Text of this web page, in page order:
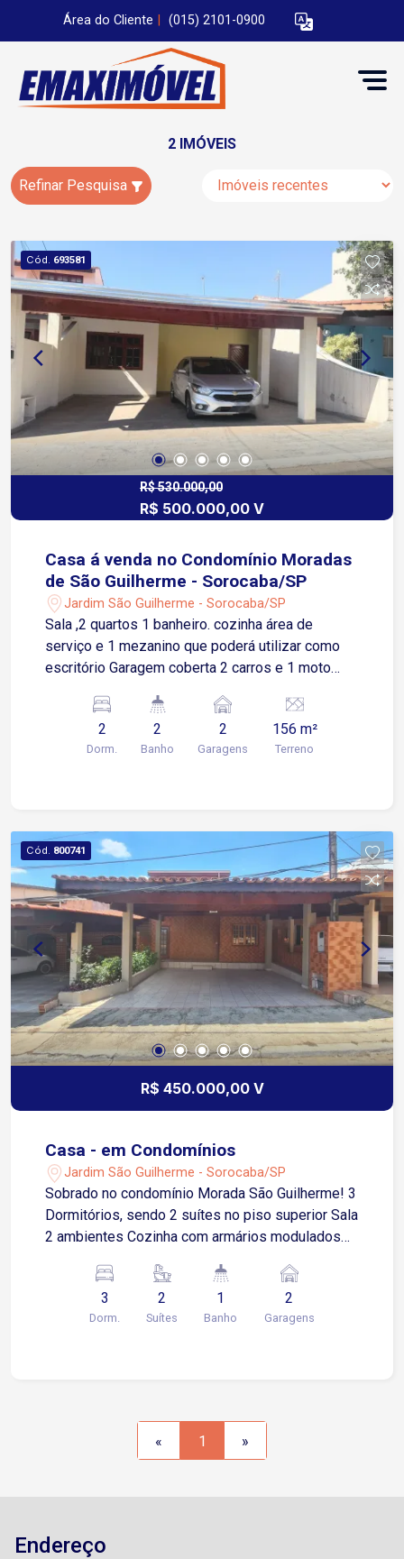
Área do Cliente (015) 2101-0900
2 IMÓVEIS
Refinar Pesquisa
Cód. 693581
R$ 530.000,00
R$ 500.000,00 V
Casa á venda no Condomínio Moradas
de São Guilherme - Sorocaba/SP
Jardim São Guilherme - Sorocaba/SP
Sala ,2 quartos 1 banheiro. cozinha área de
serviço e 1 mezanino que poderá utilizar como
escritório Garagem coberta 2 carros e 1 moto
cômodo parte de cima
2
Dorm.
2
Banho
2
Garagens
156 m²
Terreno
Cód. 800741
R$ 450.000,00 V
Casa - em Condomínios
Jardim São Guilherme - Sorocaba/SP
Sobrado no condomínio Morada São Guilherme! 3
Dormitórios, sendo 2 suítes no piso superior Sala
2 ambientes Cozinha com armários modulados
Quintal com churrasqueira 2 Vagas de garagem
cobertas Estuda permuta
3
Dorm.
2
Suítes
1
Banho
2
Garagens
« 1 »
Endereço